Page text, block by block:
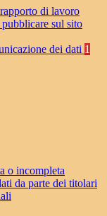
di lavoro
sul sito
dei dati 1
o incompleta
da parte dei titolari